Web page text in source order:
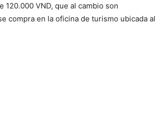
VND, que al cambio son
compra en la oficina de turismo ubicada al